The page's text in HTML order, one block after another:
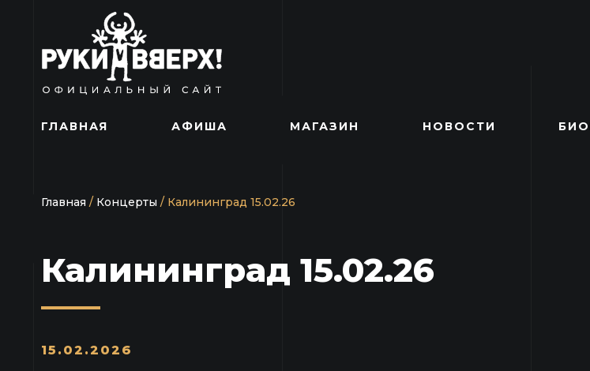
ГЛАВНАЯ АФИША МАГАЗИН НОВОСТИ
Главная / Концерты / Калининград 15.02.26
Калининград 15.02.26
15.02.2026